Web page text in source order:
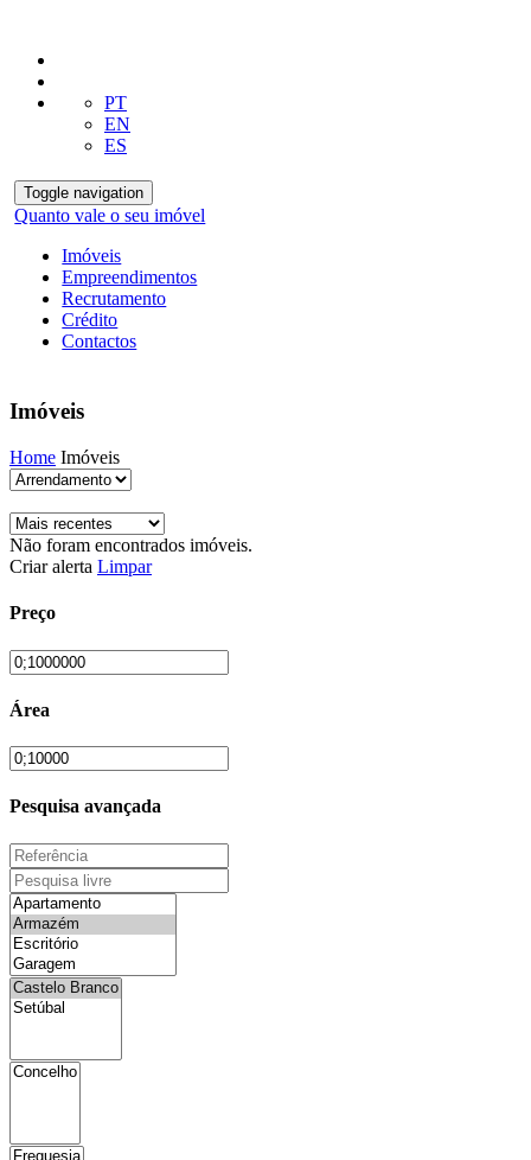
PT
EN
ES
Toggle navigation
Quanto vale o seu imóvel
Imóveis
Empreendimentos
Recrutamento
Crédito
Contactos
Imóveis
Home Imóveis
Não foram encontrados imóveis.
Criar alerta Limpar
Preço
Área
Pesquisa avançada